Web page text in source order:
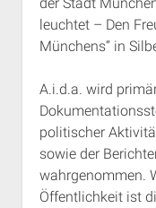
leuchtet – Den
Münchens“ in
A.i.d.a. wird
politischer
sowie der
wahrgenommen.
Öffentlichkeit ist